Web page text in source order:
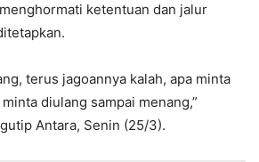
ketentuan dan jalur
terus jagoannya kalah, apa minta
diulang sampai menang,”
Antara, Senin (25/3).